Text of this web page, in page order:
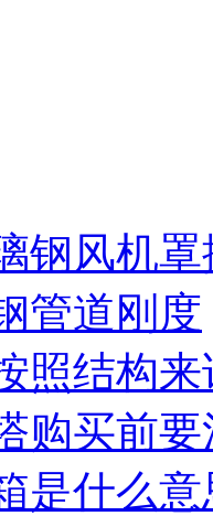
钢风机罩
管道刚度
照结构
购买前
是什么意